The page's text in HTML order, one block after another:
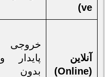
ve)
آنلاین
(Online)
خروجی
پایدار و
بدون